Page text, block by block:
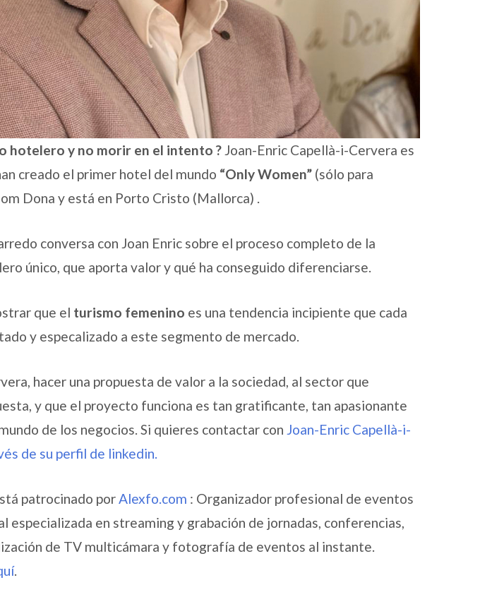
hotelero y no morir en el intento ? Joan-Enric Capellà-i-Cervera es
creado el primer hotel del mundo “Only Women” (sólo para
Dona y está en Porto Cristo (Mallorca) .
conversa con Joan Enric sobre el proceso completo de la
único, que aporta valor y qué ha conseguido diferenciarse.
que el turismo femenino es una tendencia incipiente que cada
y especalizado a este segmento de mercado.
hacer una propuesta de valor a la sociedad, al sector que
y que el proyecto funciona es tan gratificante, tan apasionante
de los negocios. Si quieres contactar con Joan-Enric Capellà-i-
de su perfil de linkedin.
patrocinado porAlexfo.com : Organizador profesional de eventos
especializada en streaming y grabación de jornadas, conferencias,
de TV multicámara y fotografía de eventos al instante.
.